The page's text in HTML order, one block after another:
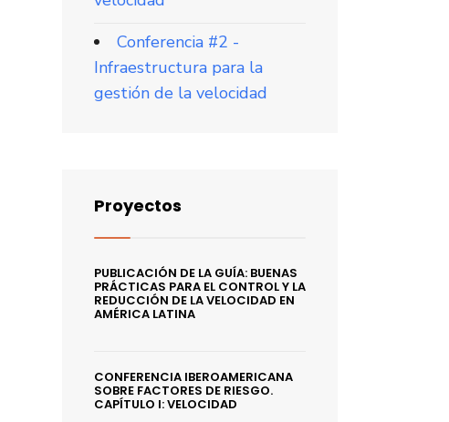
Conferencia #2 -
Infraestructura para la
gestión de la velocidad
Proyectos
PUBLICACIÓN DE LA GUÍA: BUENAS
PRÁCTICAS PARA EL CONTROL Y LA
REDUCCIÓN DE LA VELOCIDAD EN
AMÉRICA LATINA
CONFERENCIA IBEROAMERICANA
SOBRE FACTORES DE RIESGO.
CAPÍTULO I: VELOCIDAD